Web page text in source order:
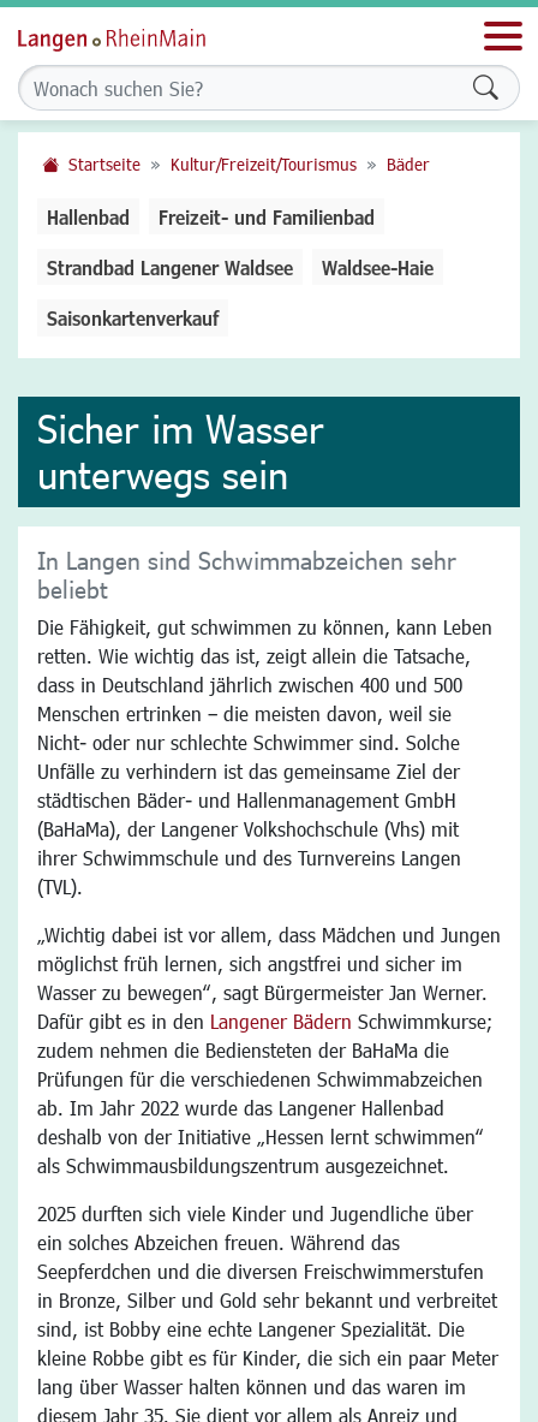
Startseite Kultur/Freizeit/Tourismus Bäder
Hallenbad Freizeit- und Familienbad
Strandbad Langener Waldsee Waldsee-Haie
Saisonkartenverkauf
Sicher im Wasser
unterwegs sein
In Langen sind Schwimmabzeichen sehr
beliebt
Die Fähigkeit, gut schwimmen zu können, kann Leben
retten. Wie wichtig das ist, zeigt allein die Tatsache,
dass in Deutschland jährlich zwischen 400 und 500
Menschen ertrinken – die meisten davon, weil sie
Nicht- oder nur schlechte Schwimmer sind. Solche
Unfälle zu verhindern ist das gemeinsame Ziel der
städtischen Bäder- und Hallenmanagement GmbH
(BaHaMa), der Langener Volkshochschule (Vhs) mit
ihrer Schwimmschule und des Turnvereins Langen
(TVL).
„Wichtig dabei ist vor allem, dass Mädchen und Jungen
möglichst früh lernen, sich angstfrei und sicher im
Wasser zu bewegen“, sagt Bürgermeister Jan Werner.
Dafür gibt es in den Langener Bädern Schwimmkurse;
zudem nehmen die Bediensteten der BaHaMa die
Prüfungen für die verschiedenen Schwimmabzeichen
ab. Im Jahr 2022 wurde das Langener Hallenbad
deshalb von der Initiative „Hessen lernt schwimmen“
als Schwimmausbildungszentrum ausgezeichnet.
2025 durften sich viele Kinder und Jugendliche über
ein solches Abzeichen freuen. Während das
Seepferdchen und die diversen Freischwimmerstufen
in Bronze, Silber und Gold sehr bekannt und verbreitet
sind, ist Bobby eine echte Langener Spezialität. Die
kleine Robbe gibt es für Kinder, die sich ein paar Meter
lang über Wasser halten können und das waren im
diesem Jahr 35. Sie dient vor allem als Anreiz und